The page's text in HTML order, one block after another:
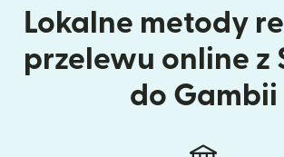
Lokalne metody
przelewu online z
do Gambii